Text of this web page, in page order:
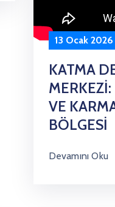
13 Ocak 2026
KATMA
VE
BÖLGESİ
Devamını Oku